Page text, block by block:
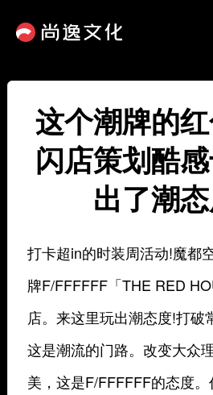
这个潮牌的
闪店策划酷
出了潮态
打卡超in的时装周活动!魔都
牌F/FFFFFF「THE RED
店。来这里玩出潮态度!打破
这是潮流的门路。改变大众
美，这是F/FFFFFF的态度